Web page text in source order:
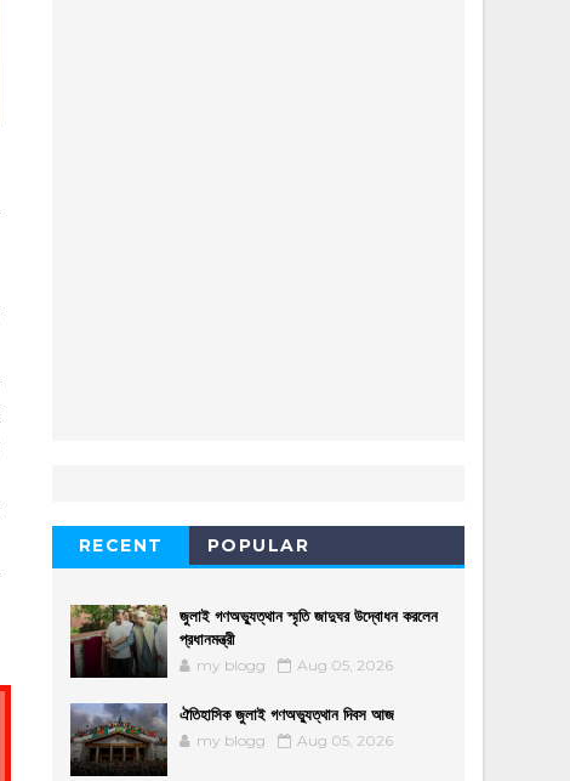
RECENT POPULAR
জুলাই গণঅভ্যুত্থান স্মৃতি জাদুঘর উদ্বোধন করলেন
প্রধানমন্ত্রী
my blogg Aug 05, 2026
ঐতিহাসিক জুলাই গণঅভ্যুত্থান দিবস আজ
my blogg Aug 05, 2026